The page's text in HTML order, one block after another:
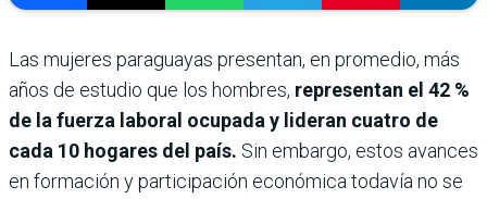
Las mujeres paraguayas presentan, en promedio, más
años de estudio que los hombres, representan el 42 %
de la fuerza laboral ocupada y lideran cuatro de
cada 10 hogares del país. Sin embargo, estos avances
en formación y participación económica todavía no se